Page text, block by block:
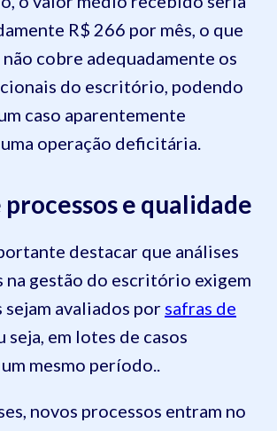
R$ 266 por mês, o que
cobre adequadamente os
do escritório, podendo
caso aparentemente
operação deficitária.
processos e qualidade
destacar que análises
na gestão do escritório exigem
sejam avaliados por safras de
seja, em lotes de casos
mesmo período..
novos processos entram no